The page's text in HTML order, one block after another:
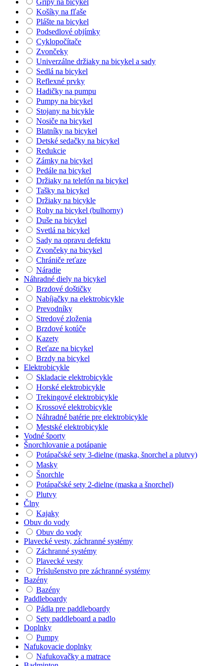
Gripy na bicykel
Košíky na fľaše
Plášte na bicykel
Podsedlové objímky
Cyklopočítače
Zvončeky
Univerzálne držiaky na bicykel a sady
Sedlá na bicykel
Reflexné prvky
Hadičky na pumpu
Pumpy na bicykel
Stojany na bicykle
Nosiče na bicykel
Blatníky na bicykel
Detské sedačky na bicykel
Redukcie
Zámky na bicykel
Pedále na bicykel
Držiaky na telefón na bicykel
Tašky na bicykel
Držiaky na bicykle
Rohy na bicykel (bulhorny)
Duše na bicykel
Svetlá na bicykel
Sady na opravu defektu
Zvončeky na bicykel
Chrániče reťaze
Náradie
Náhradné diely na bicykel
Brzdové doštičky
Nabíjačky na elektrobicykle
Prevodníky
Stredové zloženia
Brzdové kotúče
Kazety
Reťaze na bicykel
Brzdy na bicykel
Elektrobicykle
Skladacie elektrobicykle
Horské elektrobicykle
Trekingové elektrobicykle
Krossové elektrobicykle
Náhradné batérie pre elektrobicykle
Mestské elektrobicykle
Vodné športy
Šnorchlovanie a potápanie
Potápačské sety 3-dielne (maska, šnorchel a plutvy)
Masky
Šnorchle
Potápačské sety 2-dielne (maska a šnorchel)
Plutvy
Člny
Kajaky
Obuv do vody
Obuv do vody
Plavecké vesty, záchranné systémy
Záchranné systémy
Plavecké vesty
Príslušenstvo pre záchranné systémy
Bazény
Bazény
Paddleboardy
Pádla pre paddleboardy
Sety paddleboard a padlo
Doplnky
Pumpy
Nafukovacie doplnky
Nafukovačky a matrace